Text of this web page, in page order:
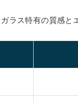
ガラス特有の質感と